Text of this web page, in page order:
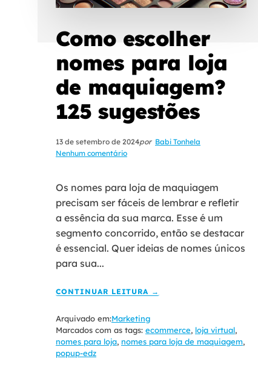
Como escolher
nomes para loja
de maquiagem?
125 sugestões
13 de setembro de 2024por Babi Tonhela
Nenhum comentário
Os nomes para loja de maquiagem
precisam ser fáceis de lembrar e refletir
a essência da sua marca. Esse é um
segmento concorrido, então se destacar
é essencial. Quer ideias de nomes únicos
para sua...
CONTINUAR LEITURA →
Arquivado em:Marketing
Marcados com as tags: ecommerce, loja virtual,
nomes para loja, nomes para loja de maquiagem,
popup-edz